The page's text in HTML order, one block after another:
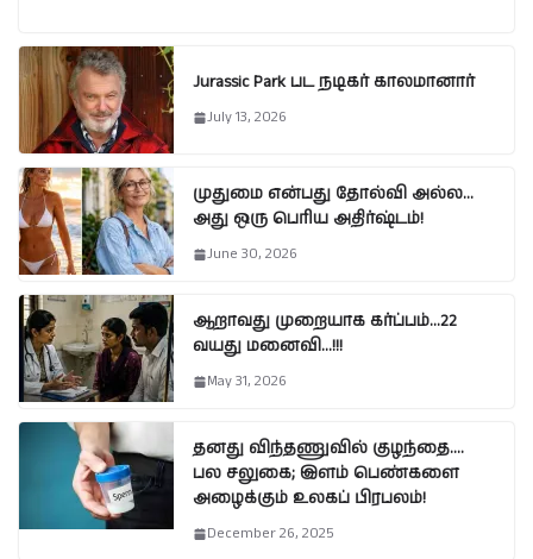
Jurassic Park பட நடிகர் காலமானார்
July 13, 2026
முதுமை என்பது தோல்வி அல்ல…
அது ஒரு பெரிய அதிர்ஷ்டம்!
June 30, 2026
ஆறாவது முறையாக கர்ப்பம்…22
வயது மனைவி…!!!
May 31, 2026
தனது விந்தணுவில் குழந்தை….
பல சலுகை; இளம் பெண்களை
அழைக்கும் உலகப் பிரபலம்!
December 26, 2025